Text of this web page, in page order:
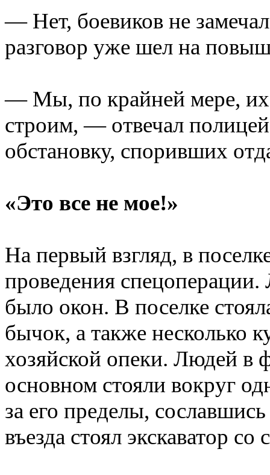
— Нет, боевиков не
разговор уже шел на
— Мы, по крайней мере, их
строим, — отвечал
обстановку, споривших
«Это все не мое!»
На первый взгляд, в
проведения
было окон. В поселке
бычок, а также несколько
хозяйской опеки. Людей в
основном стояли вокруг
за его пределы,
въезда стоял экскаватор